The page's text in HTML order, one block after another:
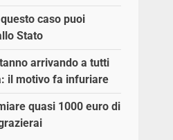
caso puoi
Stato
arrivando a tutti
il motivo fa infuriare
quasi 1000 euro di